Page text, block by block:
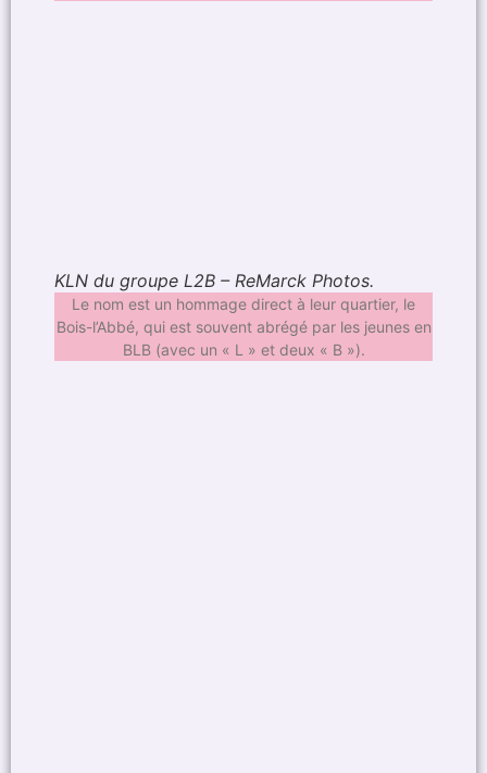
KLN du groupe L2B – ReMarck Photos.
Le nom est un hommage direct à leur quartier, le
Bois-l’Abbé, qui est souvent abrégé par les jeunes en
BLB (avec un « L » et deux « B »).